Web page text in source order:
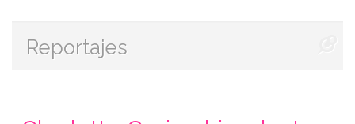
Reportajes